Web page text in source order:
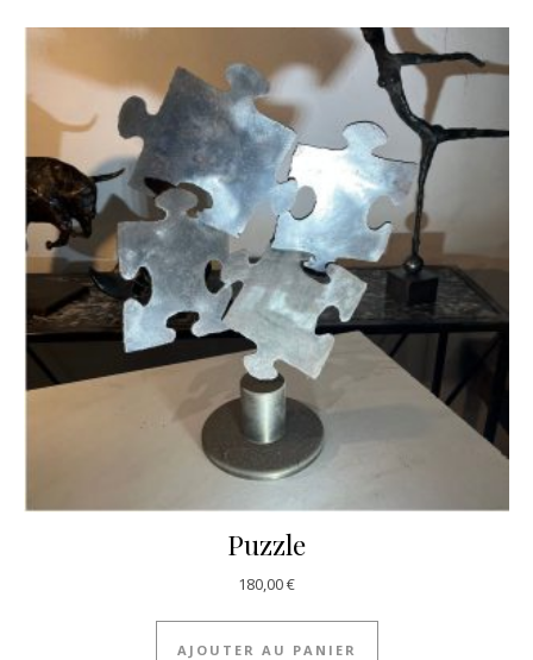
Puzzle
180,00€
AJOUTER AU PANIER